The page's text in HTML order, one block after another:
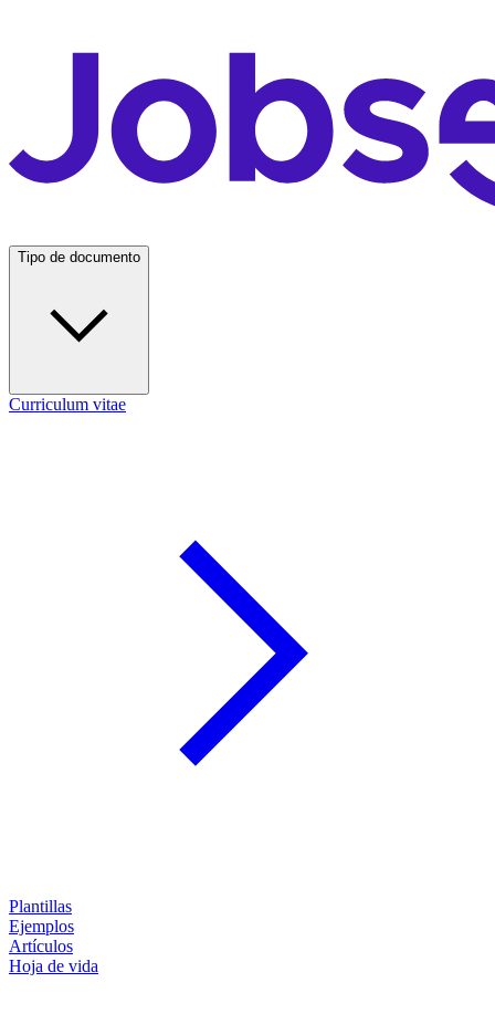
Tipo de documento
Curriculum vitae
Plantillas
Ejemplos
Artículos
Hoja de vida